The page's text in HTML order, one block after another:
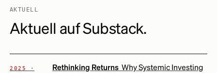
AKTUELL
Aktuell auf Substack.
2025 ·
Rethinking Returns Why Systemic Investing